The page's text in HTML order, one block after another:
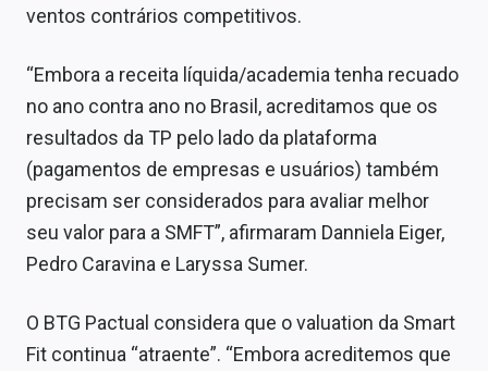
ventos contrários competitivos.
“Embora a receita líquida/academia tenha recuado
no ano contra ano no Brasil, acreditamos que os
resultados da TP pelo lado da plataforma
(pagamentos de empresas e usuários) também
precisam ser considerados para avaliar melhor
seu valor para a SMFT”, afirmaram Danniela Eiger,
Pedro Caravina e Laryssa Sumer.
O BTG Pactual considera que o valuation da Smart
Fit continua “atraente”. “Embora acreditemos que